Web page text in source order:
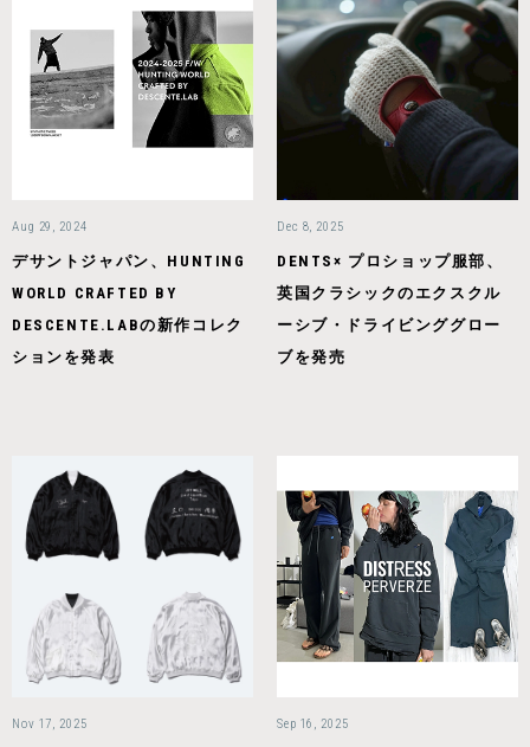
Aug 29, 2024
デサントジャパン、HUNTING
WORLD CRAFTED BY
DESCENTE.LABの新作コレク
ションを発表
Dec 8, 2025
DENTS× プロショップ服部、
英国クラシックのエクスクル
ーシブ・ドライビンググロー
ブを発売
Nov 17, 2025 Sep 16, 2025